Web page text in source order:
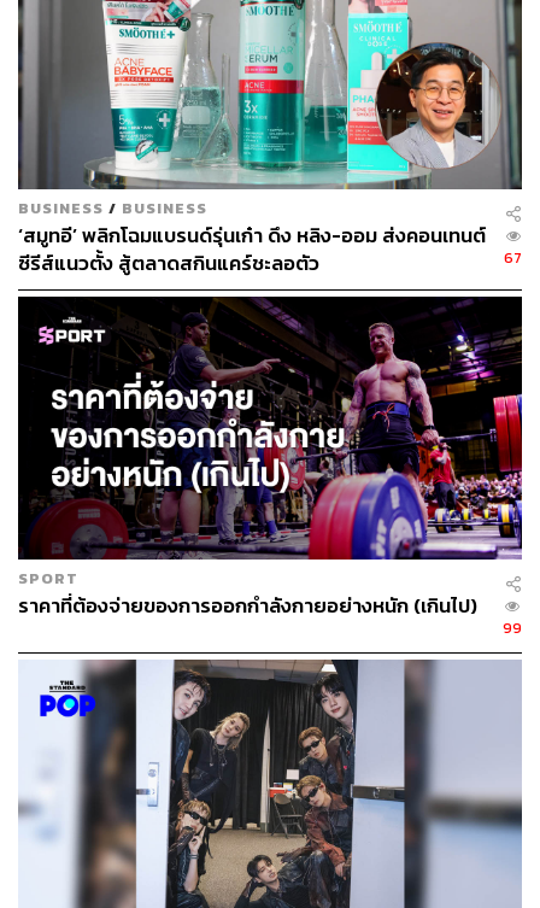
นอกจากนี้ TikTok ยังใช้เทคโนโลยีตรวจจับอายุ เพื่อลบบัญชี
ผู้ใช้ที่อายุต่ำกว่า 13 ปีออกจากระบบเฉลี่ย 6 ล้านบัญชีต่อ
เดือน พร้อมฝึกอบรมทีมผู้ตรวจสอบเนื้อหาให้สามารถระบุ
พฤติกรรมหรือสัญญาณที่บ่งชี้ว่าผู้ใช้อาจยังไม่ถึงเกณฑ์อายุที่
กำหนด และในช่วงไม่กี่ปีที่ผ่านมายังเปิดตัวฟีเจอร์ guided
meditation เพื่อดูแลผู้ใช้วัยรุ่น โดยการช่วยลดการใช้งาน
หน้าจอ และระบบปิดการแจ้งเตือนในช่วงเวลาดึก เพื่อส่ง
เสริมให้ผู้ใช้งานพักผ่อนอย่างเพียงพอ
อย่างไรก็ตาม ไม่เพียงแต่ TikTok เท่านั้นที่ถูกจับตามองเรื่อง
ความปลอดภัยของเยาวชนบนโลกออนไลน์ แต่รวมถึง
YouTube ที่เพิ่งเปิดระบบ AI ตรวจจับอายุของผู้ใช้และปรับ
มาตรการความปลอดภัยอัตโนมัติตามช่วงวัย ขณะที่
Instagram ได้ตั้งค่าให้บัญชีของผู้ใช้งานวัยรุ่นเป็นบัญชีส่วน
ตัวโดยอัตโนมัติตั้งแต่ปีที่ผ่านมา
สถานการณ์ทั้งหมดสะท้อนให้เห็นถึงแรงกดดันที่เพิ่มขึ้นต่อ
บริษัทเทคโนโลยีทั่วโลก ให้แสดงความรับผิดชอบต่อผู้ใช้งาน
ที่เป็นเยาวชน และสร้างสมดุลระหว่างความปลอดภัยกับ
เสรีภาพบนโลกออนไลน์ ที่สังคมกำลังให้ความสำคัญอย่าง
มากในปัจจุบัน
ภาพ:Camilo Concha / shutterstock
อ้างอิง:
https://edition.cnn.com/2025/10/03/tech/tiktok-pushed
-sexually-explicit-search-terms-to-13-year-olds-report
https://www.bbc.com/news/articles/c708v7qkeg1o
สามารถติดตาม THE STANDARD WEALTH
ผ่านแอปพลิเคชันต่างๆ ที่คุณสะดวกหรือใช้งานอยู่แล้วได้เลย
BUSINESS / BUSINESS
‘สมูทอี’ พลิกโฉมแบรนด์รุ่นเก๋า ดึง หลิง-ออม ส่งคอนเทนต์
ซีรีส์แนวตั้ง สู้ตลาดสกินแคร์ชะลอตัว
67
SPORT
ราคาที่ต้องจ่ายของการออกกำลังกายอย่างหนัก (เกินไป)
99